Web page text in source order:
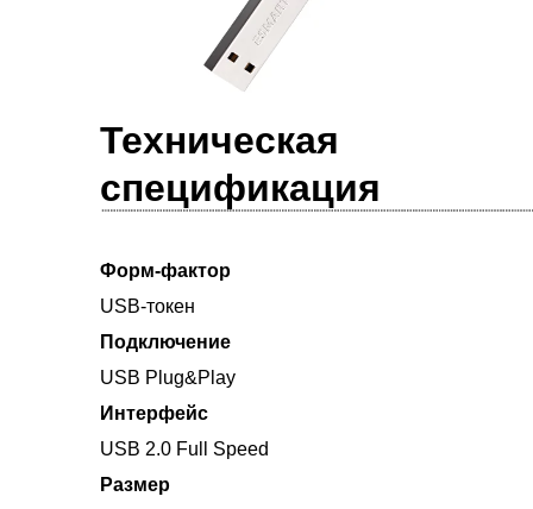
Форм-фактор
USB-токен
Интерфейс
USB 2.0 Full Speed
Размер
Подключение
USB Plug&Play
Техническая
спецификация